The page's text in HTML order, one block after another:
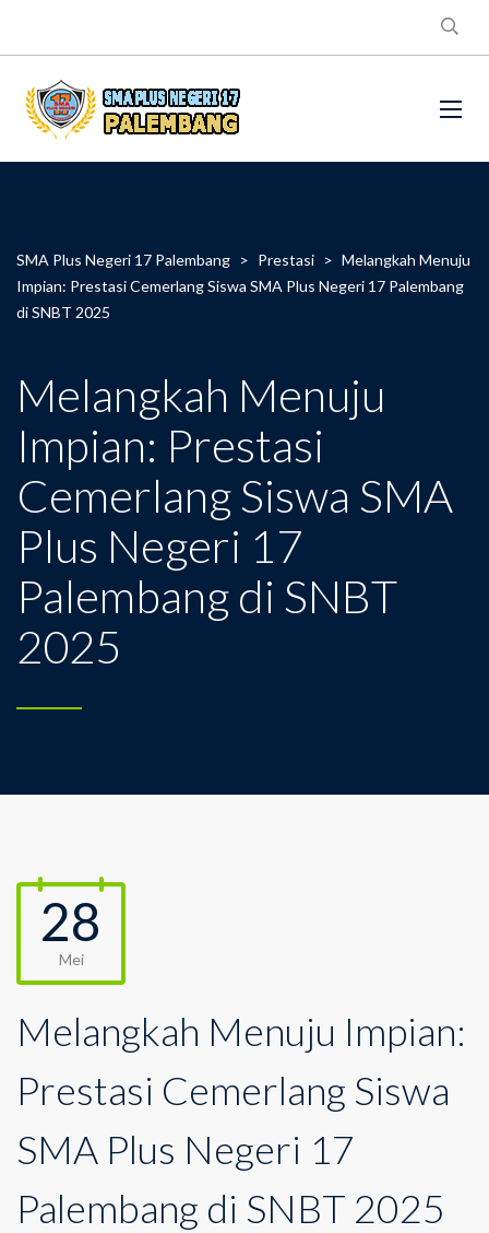
SMA Plus Negeri 17 Palembang > Prestasi > Melangkah Menuju
Impian: Prestasi Cemerlang Siswa SMA Plus Negeri 17 Palembang
di SNBT 2025
Melangkah Menuju
Impian: Prestasi
Cemerlang Siswa SMA
Plus Negeri 17
Palembang di SNBT
2025
28
Mei
Melangkah Menuju Impian:
Prestasi Cemerlang Siswa
SMA Plus Negeri 17
Palembang di SNBT 2025